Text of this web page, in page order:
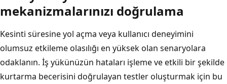
mekanizmalarınızı doğrulama
Kesinti süresine yol açma veya kullanıcı deneyimini
olumsuz etkileme olasılığı en yüksek olan senaryolara
odaklanın. İş yükünüzün hataları işleme ve etkili bir şekilde
kurtarma becerisini doğrulayan testler oluşturmak için bu